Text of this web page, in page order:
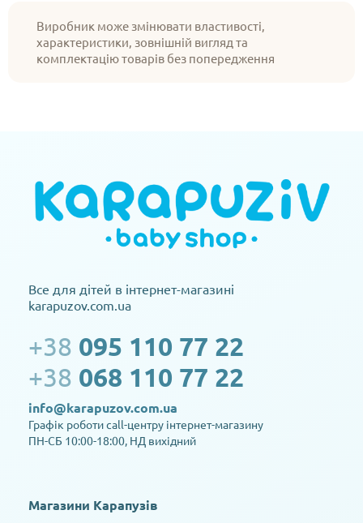
Виробник може змінювати властивості,
характеристики, зовнішній вигляд та
комплектацію товарів без попередження
Все для дітей в інтернет-магазині
karapuzov.com.ua
+38 095 110 77 22
+38 068 110 77 22
info@karapuzov.com.ua
Графік роботи call-центру інтернет-магазину
ПН-СБ 10:00-18:00, НД вихідний
Магазини Карапузів